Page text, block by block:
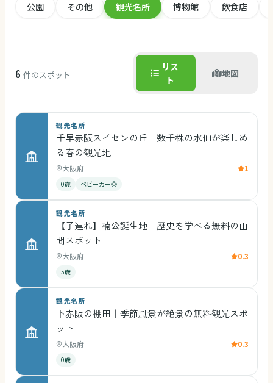
公園 その他 観光名所 博物館 飲食店
6 件のスポット
リス
ト
地図
観光名所
千早赤阪スイセンの丘｜数千株の水仙が楽しめ
る春の観光地
大阪府 1
0歳 ベビーカー◎
観光名所
【子連れ】楠公誕生地｜歴史を学べる無料の山
間スポット
大阪府 0.3
5歳
観光名所
下赤阪の棚田｜季節風景が絶景の無料観光スポ
ット
大阪府 0.3
0歳